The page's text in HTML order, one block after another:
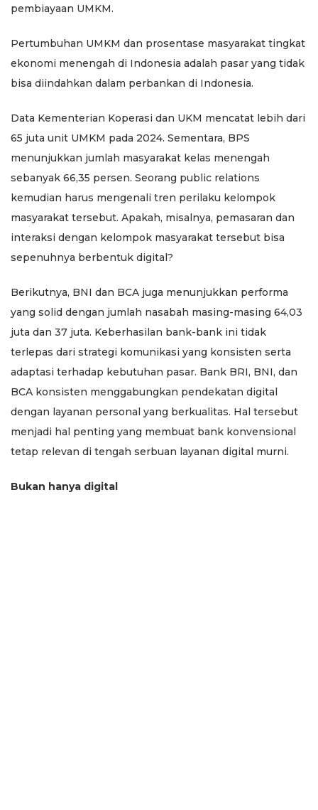
pembiayaan UMKM.
Pertumbuhan UMKM dan prosentase masyarakat tingkat
ekonomi menengah di Indonesia adalah pasar yang tidak
bisa diindahkan dalam perbankan di Indonesia.
Data Kementerian Koperasi dan UKM mencatat lebih dari
65 juta unit UMKM pada 2024. Sementara, BPS
menunjukkan jumlah masyarakat kelas menengah
sebanyak 66,35 persen. Seorang public relations
kemudian harus mengenali tren perilaku kelompok
masyarakat tersebut. Apakah, misalnya, pemasaran dan
interaksi dengan kelompok masyarakat tersebut bisa
sepenuhnya berbentuk digital?
Berikutnya, BNI dan BCA juga menunjukkan performa
yang solid dengan jumlah nasabah masing-masing 64,03
juta dan 37 juta. Keberhasilan bank-bank ini tidak
terlepas dari strategi komunikasi yang konsisten serta
adaptasi terhadap kebutuhan pasar. Bank BRI, BNI, dan
BCA konsisten menggabungkan pendekatan digital
dengan layanan personal yang berkualitas. Hal tersebut
menjadi hal penting yang membuat bank konvensional
tetap relevan di tengah serbuan layanan digital murni.
Bukan hanya digital